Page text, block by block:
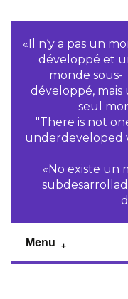
«Il n‘y a pas un
développé et
monde sous-
développé, mais
seul
"There is not
underdeveloped
«No existe un
Menu